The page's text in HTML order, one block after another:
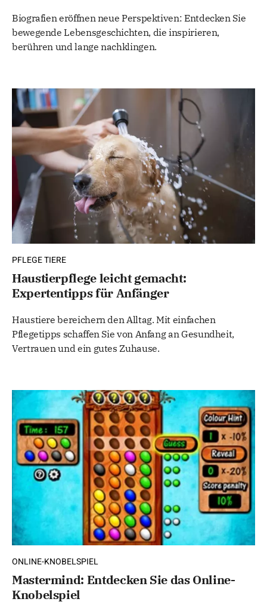
Biografien eröffnen neue Perspektiven: Entdecken Sie
bewegende Lebensgeschichten, die inspirieren,
berühren und lange nachklingen.
PFLEGE TIERE
Haustierpflege leicht gemacht:
Expertentipps für Anfänger
Haustiere bereichern den Alltag. Mit einfachen
Pflegetipps schaffen Sie von Anfang an Gesundheit,
Vertrauen und ein gutes Zuhause.
ONLINE-KNOBELSPIEL
Mastermind: Entdecken Sie das Online-
Knobelspiel